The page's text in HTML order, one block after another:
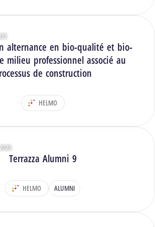
alternance en bio-qualité et bio-
milieu professionnel associé au
de construction
DÉPARTEMENT :
HELMO
Terrazza Alumni 9
DÉPARTEMENT :
HELMO ALUMNI